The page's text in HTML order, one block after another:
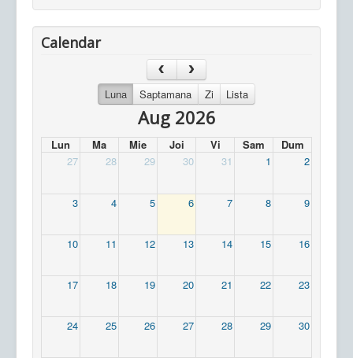
Calendar
Luna Saptamana Zi Lista
Aug 2026
Lun Ma Mie Joi Vi Sam
Dum
27
28 29 30 31 1 2
3 4 5 6 7 8 9
10 11 12 13 14 15 16
17 18 19 20 21 22 23
24 25 26 27 28 29 30